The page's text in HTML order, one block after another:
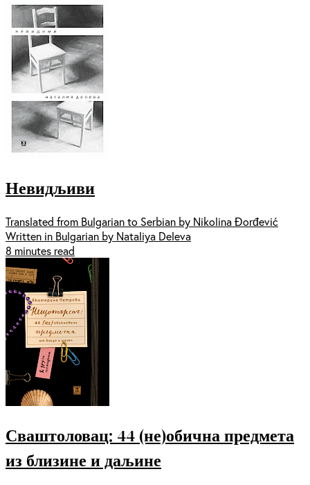
Невидљиви
Translated from Bulgarian to Serbian by Nikolina Đorđević
Written in Bulgarian by Nataliya Deleva
8 minutes read
Сваштоловац: 44 (не)обична предмета
из близине и даљине